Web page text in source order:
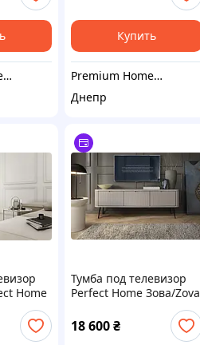
Premium Home Decor
грандсон (PFH-091036)
Купить
Premium Home Decor
Днепр
Home
Тумба под телевизор
Perfect Home Зова/Zova
3-дверная с черными
ножками RTV168
Кашемир (PFH-091274)
18 600₴